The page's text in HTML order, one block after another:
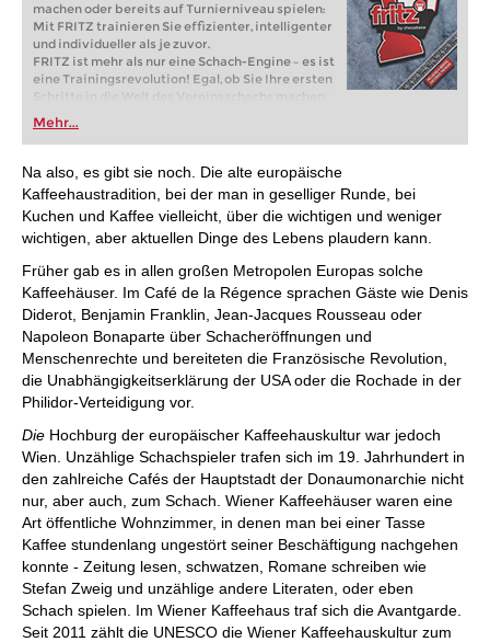
machen oder bereits auf Turnierniveau spielen:
Mit FRITZ trainieren Sie effizienter, intelligenter
und individueller als je zuvor.
FRITZ ist mehr als nur eine Schach-Engine – es ist
eine Trainingsrevolution! Egal, ob Sie Ihre ersten
Schritte in die Welt des Vereinsschachs machen
oder bereits auf Turnierniveau spielen: Mit
FRITZ trainieren Sie effizienter, intelligenter und
individueller als je zuvor.
Mehr...
Na also, es gibt sie noch. Die alte europäische
Kaffeehaustradition, bei der man in geselliger Runde, bei
Kuchen und Kaffee vielleicht, über die wichtigen und weniger
wichtigen, aber aktuellen Dinge des Lebens plaudern kann.
Früher gab es in allen großen Metropolen Europas solche
Kaffeehäuser. Im Café de la Régence sprachen Gäste wie Denis
Diderot, Benjamin Franklin, Jean-Jacques Rousseau oder
Napoleon Bonaparte über Schacheröffnungen und
Menschenrechte und bereiteten die Französische Revolution,
die Unabhängigkeitserklärung der USA oder die Rochade in der
Philidor-Verteidigung vor.
Die Hochburg der europäischer Kaffeehauskultur war jedoch
Wien. Unzählige Schachspieler trafen sich im 19. Jahrhundert in
den zahlreiche Cafés der Hauptstadt der Donaumonarchie nicht
nur, aber auch, zum Schach. Wiener Kaffeehäuser waren eine
Art öffentliche Wohnzimmer, in denen man bei einer Tasse
Kaffee stundenlang ungestört seiner Beschäftigung nachgehen
konnte - Zeitung lesen, schwatzen, Romane schreiben wie
Stefan Zweig und unzählige andere Literaten, oder eben
Schach spielen. Im Wiener Kaffeehaus traf sich die Avantgarde.
Seit 2011 zählt die UNESCO die Wiener Kaffeehauskultur zum